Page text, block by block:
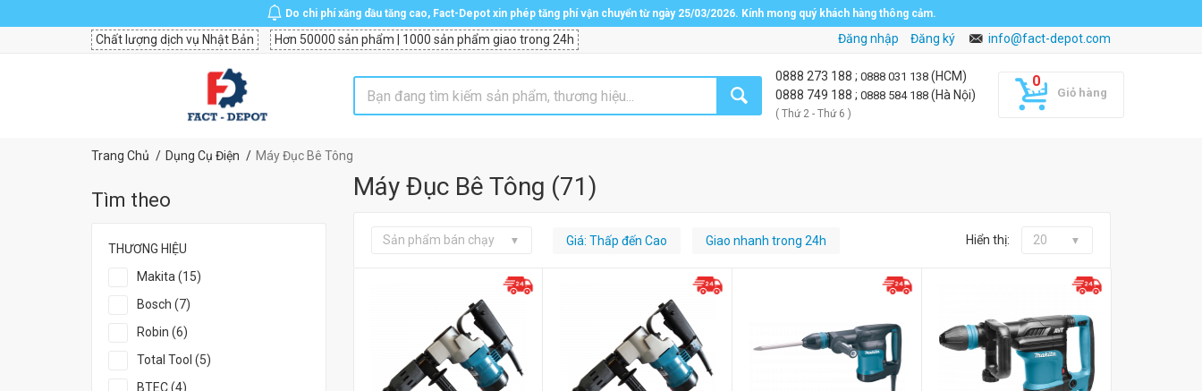
Do chi phí xăng dầu tăng cao, Fact-Depot xin phép tăng phí vận chuyển từ ngày 25/03/2026. Kính mong quý khách hàng thông cảm.
Chất lượng dịch vụ Nhật Bản Hơn 50000 sản phẩm | 1000 sản phẩm giao trong 24h Đăng nhập Đăng ký info@fact-depot.com
Giỏ hàng
0888 273 188 ; 0888 031 138 (HCM)
0888 749 188 ; 0888 584 188 (Hà Nội)
( Thứ 2 - Thứ 6 )
Trang Chủ Dụng Cụ Điện Máy Đục Bê Tông
Tìm theo
THƯƠNG HIỆU
Makita (15)
Bosch (7)
Robin (6)
Total Tool (5)
BTEC (4)
Máy Đục Bê Tông (71)
Hiển thị: 20
Sản phẩm bán chạy Giá: Thấp đến Cao Giao nhanh trong 24h